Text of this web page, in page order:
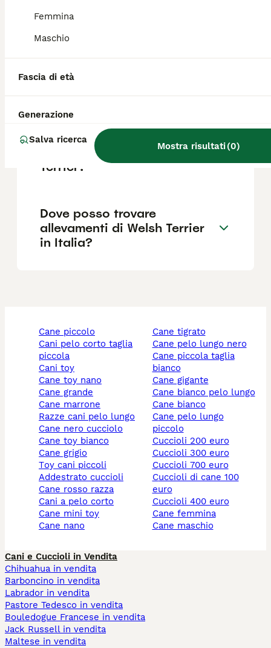
Femmina
Maschio
Fascia di età
Generazione
Salva ricerca
Mostra risultati(0)
Welsh Terrier perde il pelo?
Qual è il carattere del Welsh
Terrier?
Dove posso trovare
allevamenti di Welsh Terrier
in Italia?
cane piccolo
cani pelo corto taglia
piccola
cani toy
cane toy nano
cane grande
cane marrone
razze cani pelo lungo
cane nero cucciolo
cane toy bianco
cane grigio
toy cani piccoli
addestrato cuccioli
cane rosso razza
cani a pelo corto
cane mini toy
cane nano
cane tigrato
cane pelo lungo nero
cane piccola taglia
bianco
cane gigante
cane bianco pelo lungo
cane bianco
cane pelo lungo
piccolo
cuccioli 200 euro
cuccioli 300 euro
cuccioli 700 euro
cuccioli di cane 100
euro
cuccioli 400 euro
cane femmina
cane maschio
Cani e Cuccioli in Vendita
Chihuahua in vendita
Barboncino in vendita
Labrador in vendita
Pastore Tedesco in vendita
Bouledogue Francese in vendita
Jack Russell in vendita
Maltese in vendita